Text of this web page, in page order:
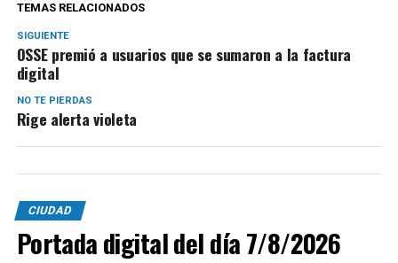
TEMAS RELACIONADOS
SIGUIENTE
OSSE premió a usuarios que se sumaron a la factura
digital
NO TE PIERDAS
Rige alerta violeta
CIUDAD
Portada digital del día 7/8/2026